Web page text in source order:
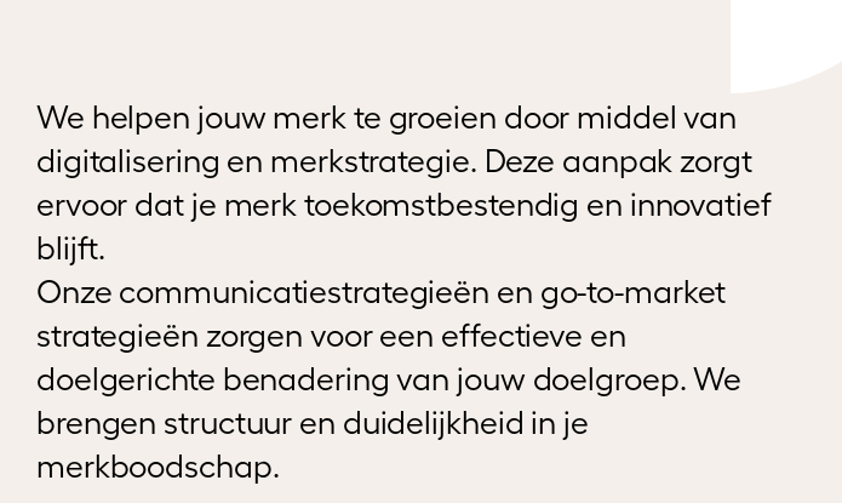
We helpen jouw merk te groeien door middel van
digitalisering en merkstrategie. Deze aanpak zorgt
ervoor dat je merk toekomstbestendig en innovatief
blijft.
Onze communicatiestrategieën en go-to-market
strategieën zorgen voor een effectieve en
doelgerichte benadering van jouw doelgroep. We
brengen structuur en duidelijkheid in je
merkboodschap.